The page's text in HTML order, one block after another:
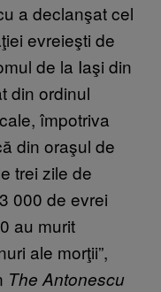
a declanşat cel
evreieşti de
de la Iaşi din
din ordinul
împotriva
din oraşul de
trei zile de
000 de evrei
au murit
ale morţii”,
The Antonescu